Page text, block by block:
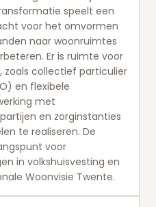
speelt een
voor het omvormen
naar woonruimtes
Er is ruimte voor
zoals collectief particulier
en flexibele
met
en zorginstanties
te realiseren. De
voor
in volkshuisvesting en
Woonvisie Twente.